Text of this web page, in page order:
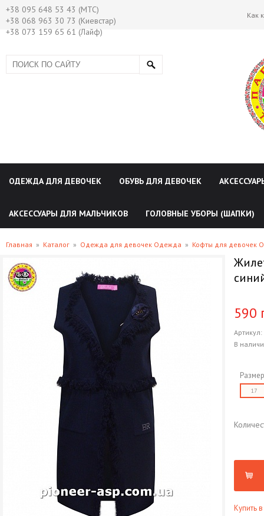
+38 095 648 53 43 (МТС)
+38 068 963 30 73 (Киевстар)
+38 073 159 65 61 (Лайф)
Как
ОДЕЖДА ДЛЯ ДЕВОЧЕК ОБУВЬ ДЛЯ ДЕВОЧЕК
АКСЕССУАРЫ ДЛЯ МАЛЬЧИКОВ ГОЛОВНЫЕ УБОРЫ (ШАПКИ)
Главная » Каталог » Одежда для девочек Одежда » Кофты для девочек
590
Артикул:
В
17
Купить